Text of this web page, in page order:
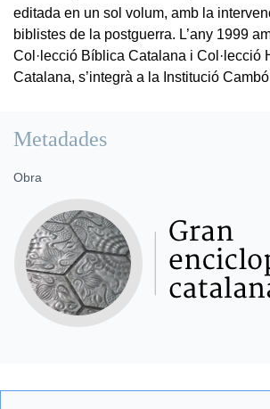
editada en un sol volum, amb la
biblistes de la postguerra. L’any 1999
Col·lecció Bíblica Catalana i Col·lecció
Catalana, s’integrà a la Institució
Metadades
Obra